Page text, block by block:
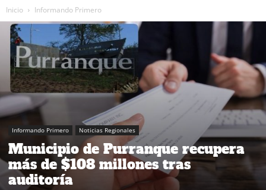
Inicio Informando Primero
Informando Primero Noticias Regionales
Municipio de Purranque recupera
más de $108 millones tras
auditoría